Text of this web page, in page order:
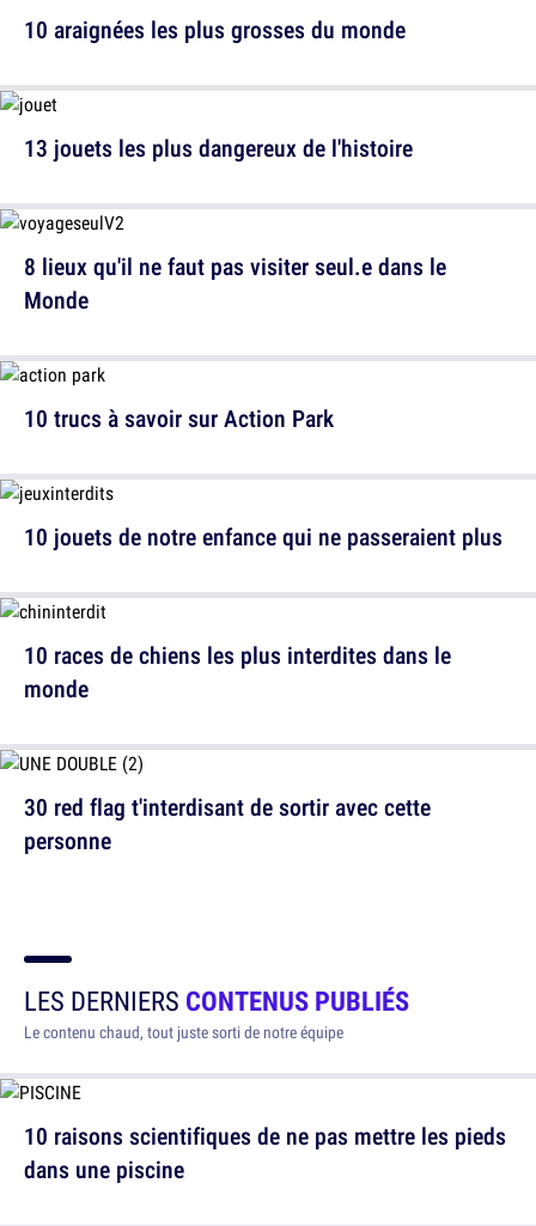
10 araignées les plus grosses du monde
8 lieux qu'il ne faut pas visiter seul.e dans le
Monde
10 jouets de notre enfance qui ne passeraient plus
30 red flag t'interdisant de sortir avec cette
personne
13 jouets les plus dangereux de l'histoire
10 trucs à savoir sur Action Park
10 races de chiens les plus interdites dans le
monde
LES DERNIERS CONTENUS PUBLIÉS
Le contenu chaud, tout juste sorti de notre équipe
10 raisons scientifiques de ne pas mettre les pieds
dans une piscine